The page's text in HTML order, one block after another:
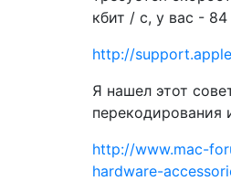
кбит / с, у вас -
http://
Я нашел этот
перекодирования
http://www.mac-
hardware-